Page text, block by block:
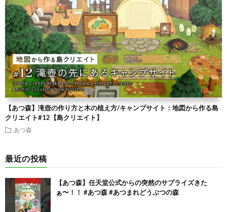
【あつ森】滝壺の作り方と木の植え方/キャンプサイト：地図から作る島
クリエイト#12【島クリエイト】
あつ森
最近の投稿
【あつ森】任天堂公式からの突然のサプライズきた
ぁ〜！！ #あつ森 #あつまれどうぶつの森